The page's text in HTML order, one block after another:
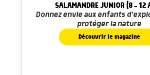
SALAMANDRE JUNIOR (8 - 12
Donnez envie aux enfants
protéger la nature
Découvrir le magazine